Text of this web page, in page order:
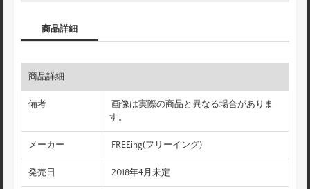
商品詳細
商品詳細
備考
画像は実際の商品と異なる場合がありま
す。
メーカー FREEing(フリーイング)
発売日 2018年4月未定